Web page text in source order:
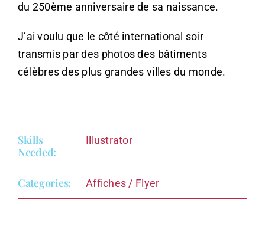
du 250ème anniversaire de sa naissance.
J’ai voulu que le côté international soir
transmis par des photos des bâtiments
célèbres des plus grandes villes du monde.
Skills
Needed:
Illustrator
Categories: Affiches / Flyer